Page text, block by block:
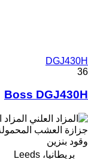
DGJ430H
36
Boss DGJ430H
المزاد
جزازة العشب
وقود بنزين
بريطانيا، Leeds